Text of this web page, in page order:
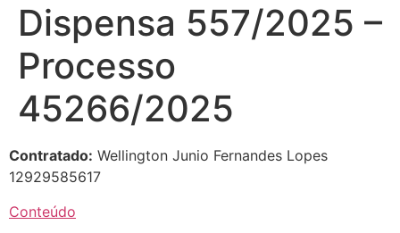
Dispensa 557/2025 –
Processo
45266/2025
Contratado: Wellington Junio Fernandes Lopes
12929585617
Conteúdo